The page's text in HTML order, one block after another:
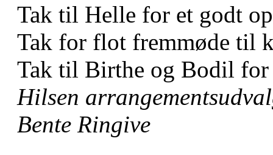
Tak til Helle for et godt
Tak for flot fremmøde til
Tak til Birthe og Bodil
Hilsen
Bente Ringive